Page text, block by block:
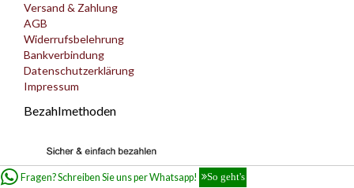
Versand & Zahlung
AGB
Widerrufsbelehrung
Bankverbindung
Datenschutzerklärung
Impressum
Bezahlmethoden
Fragen? Schreiben Sie uns per Whatsapp! So geht's